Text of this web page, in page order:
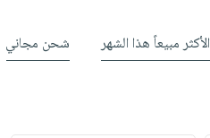
الأكثر مبيعاً هذا الشهر شحن مجاني